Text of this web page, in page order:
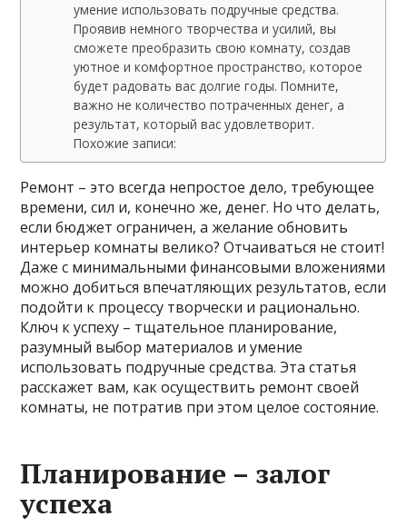
умение использовать подручные средства.
Проявив немного творчества и усилий, вы
сможете преобразить свою комнату, создав
уютное и комфортное пространство, которое
будет радовать вас долгие годы. Помните,
важно не количество потраченных денег, а
результат, который вас удовлетворит.
Похожие записи:
Ремонт – это всегда непростое дело, требующее
времени, сил и, конечно же, денег. Но что делать,
если бюджет ограничен, а желание обновить
интерьер комнаты велико? Отчаиваться не стоит!
Даже с минимальными финансовыми вложениями
можно добиться впечатляющих результатов, если
подойти к процессу творчески и рационально.
Ключ к успеху – тщательное планирование,
разумный выбор материалов и умение
использовать подручные средства. Эта статья
расскажет вам, как осуществить ремонт своей
комнаты, не потратив при этом целое состояние.
Планирование – залог
успеха